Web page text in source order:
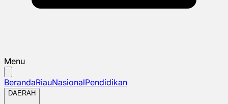
Menu
BerandaRiauNasionalPendidikan
DAERAH